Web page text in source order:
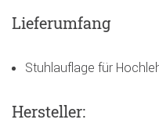
Lieferumfang
Stuhlauflage für
Hersteller: